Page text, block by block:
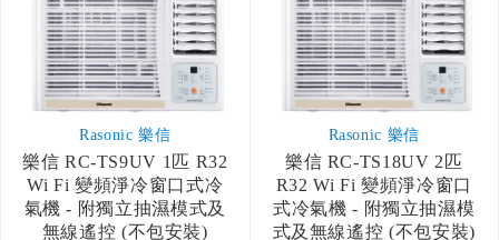
Rasonic 樂信
樂信 RC-TS9UV 1匹 R32
Wi Fi 變頻淨冷窗口式冷
氣機 - 附獨立抽濕模式及
無線遙控 (不包安裝)
Rasonic 樂信
樂信 RC-TS18UV 2匹
R32 Wi Fi 變頻淨冷窗口
式冷氣機 - 附獨立抽濕模
式及無線遙控 (不包安裝)